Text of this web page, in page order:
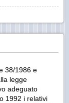
38/1986 e
legge
adeguato
1992 i relativi